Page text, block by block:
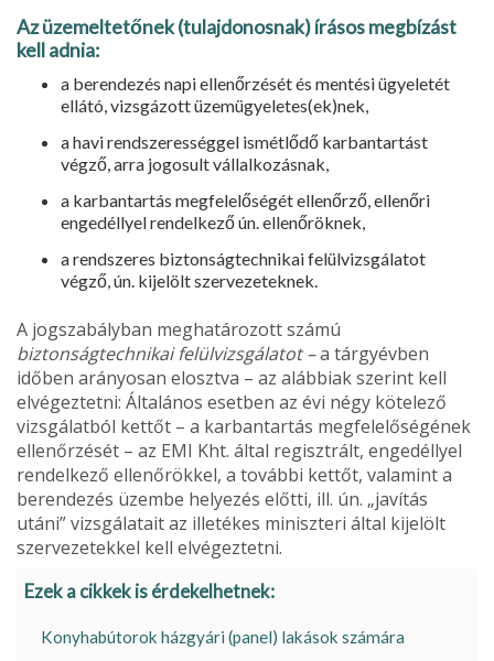
Az üzemeltetőnek (tulajdonosnak) írásos megbízást
kell adnia:
a berendezés napi ellenőrzését és mentési ügyeletét
ellátó, vizs­gázott üzemügyeletes(ek)nek,
a havi rendszerességgel ismétlődő karbantartást
végző, arra jo­gosult vállalkozásnak,
a karbantartás megfelelőségét ellenőrző, ellenőri
engedéllyel rendelkező ún. ellenőröknek,
a rendszeres biztonságtechnikai felülvizsgálatot
végző, ún. kije­lölt szervezeteknek.
A jogszabályban meghatározott számú
biztonságtechnikai felül­vizsgálatot –a tárgyévben
időben arányosan elosztva – az alábbiak szerint kell
elvégeztetni: Általános esetben az évi négy kötelező
vizsgálatból kettőt – a karbantartás megfelelőségének
ellenőrzését – az EMI Kht. által re­gisztrált, engedéllyel
rendelkező ellenőrökkel, a további kettőt, vala­mint a
berendezés üzembe helyezés előtti, ill. ún. „javítás
utáni” vizsgálatait az illetékes miniszteri által kijelölt
szervezetekkel kell elvégeztetni.
Ezek a cikkek is érdekelhetnek:
Konyhabútorok házgyári (panel) lakások számára